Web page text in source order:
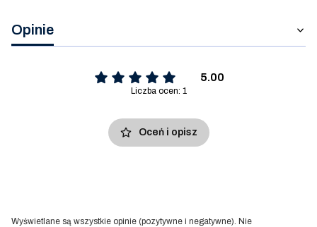
Opinie
5.00
Liczba ocen: 1
Oceń i opisz
Wyświetlane są wszystkie opinie (pozytywne i negatywne). Nie